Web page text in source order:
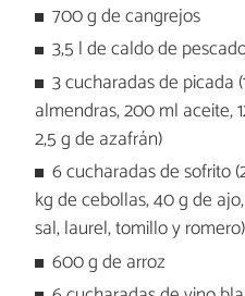
700 g de cangrejos
3,5 l de caldo de
3 cucharadas de picada
almendras, 200 ml aceite,
2,5 g de azafrán)
6 cucharadas de sofrito
kg de cebollas, 40 g de
sal, laurel, tomillo y romero)
600 g de arroz